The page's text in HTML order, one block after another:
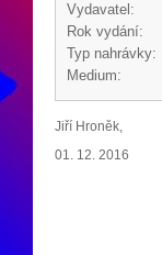
Vydavatel:
Rok vydání:
Typ nahrávky:
Medium:
Jiří Hroněk,
01. 12. 2016